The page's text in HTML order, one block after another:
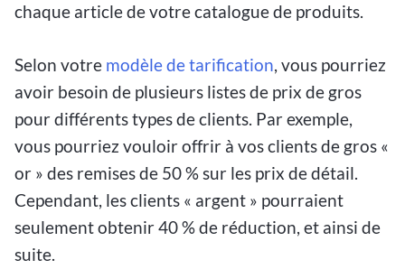
chaque article de votre catalogue de produits.
Selon votre modèle de tarification, vous pourriez
avoir besoin de plusieurs listes de prix de gros
pour différents types de clients. Par exemple,
vous pourriez vouloir offrir à vos clients de gros «
or » des remises de 50 % sur les prix de détail.
Cependant, les clients « argent » pourraient
seulement obtenir 40 % de réduction, et ainsi de
suite.